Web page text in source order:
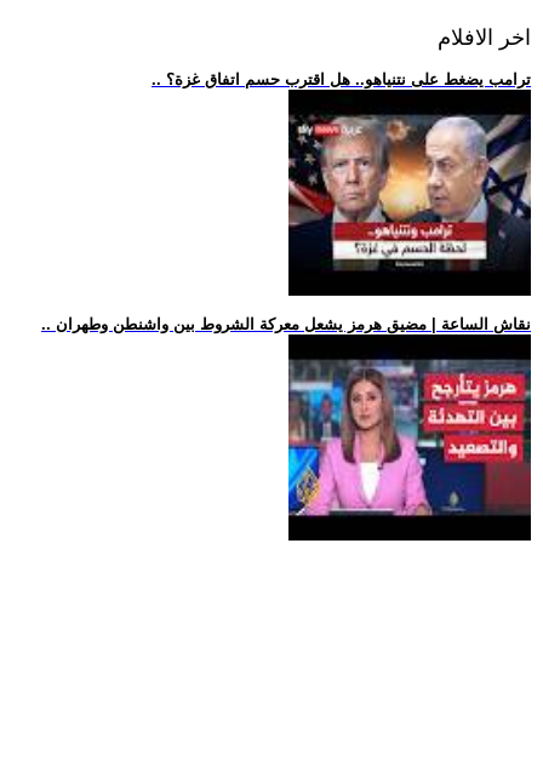
اخر الافلام
.. ترامب يضغط على نتنياهو.. هل اقترب حسم اتفاق غزة؟
.. نقاش الساعة | مضيق هرمز يشعل معركة الشروط بين واشنطن وطهران